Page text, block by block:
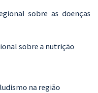
sobre as doenças
sobre a nutrição
na região